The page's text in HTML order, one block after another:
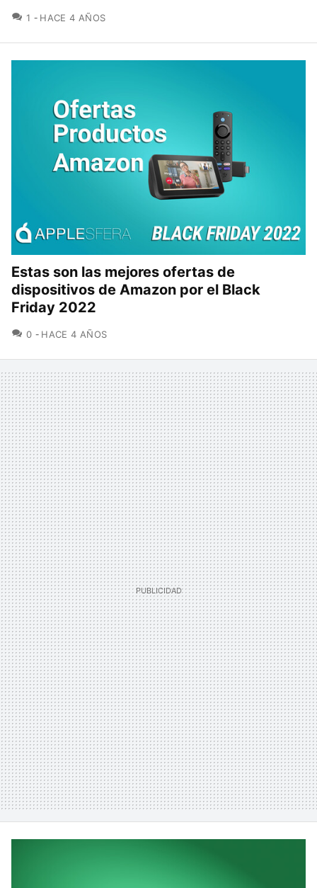
1 COMENTARIOS
HACE 4 AÑOS
Estas son las mejores ofertas de
dispositivos de Amazon por el Black
Friday 2022
0 COMENTARIOS
HACE 4 AÑOS